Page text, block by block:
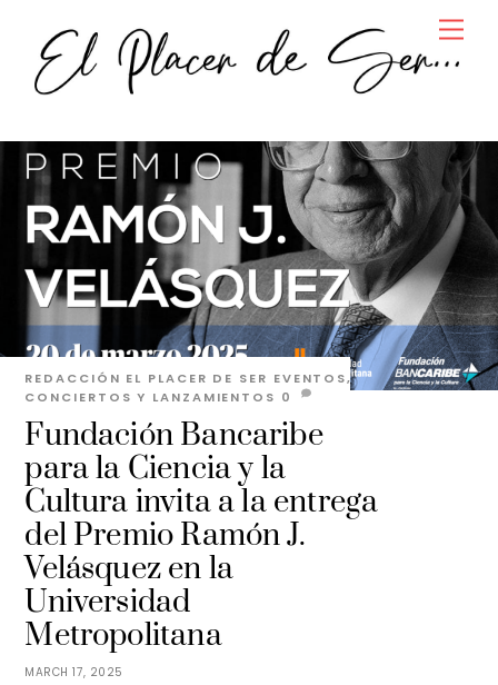
content
MARCH 17, 2025
Fundación Bancaribe
para la Ciencia y la
Cultura invita a la entrega
del Premio Ramón J.
Velásquez en la
Universidad
Metropolitana
REDACCIÓN EL PLACER DE SER EVENTOS,
CONCIERTOS Y LANZAMIENTOS 0